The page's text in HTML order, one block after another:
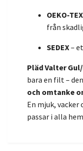
OEKO-
från
SEDEX–
Pläd Valter
bara en filt –
och omtanke
En mjuk,
passar i alla